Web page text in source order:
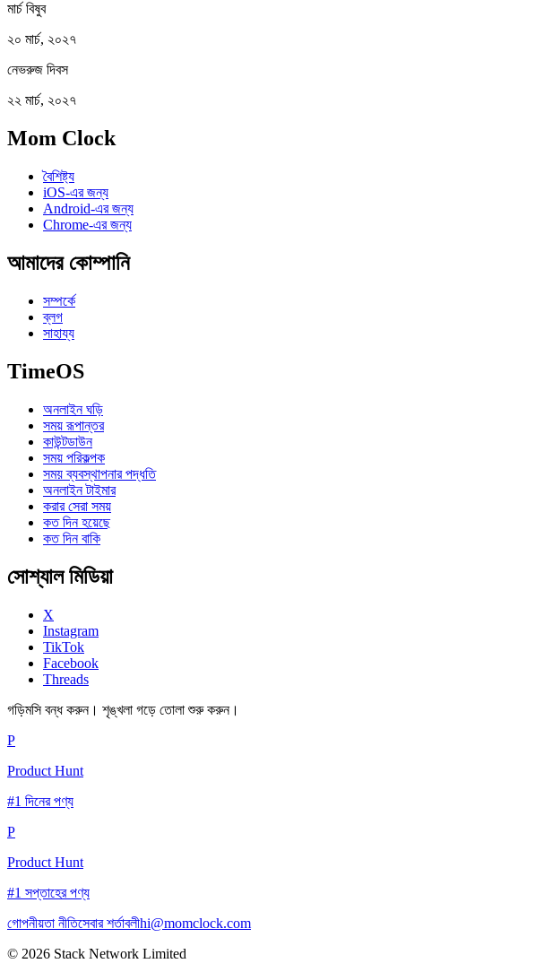
মার্চ বিষুব
২০ মার্চ, ২০২৭
নেভরুজ দিবস
২২ মার্চ, ২০২৭
Mom Clock
বৈশিষ্ট্য
iOS-এর জন্য
Android-এর জন্য
Chrome-এর জন্য
আমাদের কোম্পানি
সম্পর্কে
ব্লগ
সাহায্য
TimeOS
অনলাইন ঘড়ি
সময় রূপান্তর
কাউন্টডাউন
সময় পরিকল্পক
সময় ব্যবস্থাপনার পদ্ধতি
অনলাইন টাইমার
করার সেরা সময়
কত দিন হয়েছে
কত দিন বাকি
সোশ্যাল মিডিয়া
X
Instagram
TikTok
Facebook
Threads
গড়িমসি বন্ধ করুন। শৃঙ্খলা গড়ে তোলা শুরু করুন।
P
Product Hunt
#1 দিনের পণ্য
P
Product Hunt
#1 সপ্তাহের পণ্য
গোপনীয়তা নীতিসেবার শর্তাবলীhi@momclock.com
© 2026 Stack Network Limited